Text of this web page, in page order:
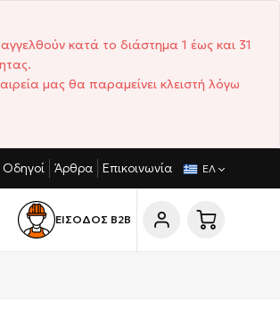
κατά το διάστημα 1 έως και 31
μας θα παραμείνει κλειστή λόγω
ΣΎΝΤΟΜΟΙ ΧΡΌΝΟΙ ΠΑΡΆΔΟΣΗΣ
Οδηγοί Άρθρα Επικοινωνία ΕΛ
ΕΙΣΟΔΟΣ Β2Β